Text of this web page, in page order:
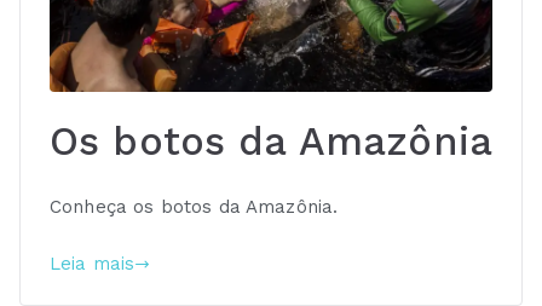
Os botos da Amazônia
Conheça os botos da Amazônia.
Leia mais